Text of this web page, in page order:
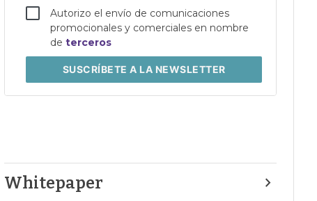
Autorizo el envío de comunicaciones
promocionales y comerciales en nombre
deterceros
SUSCRÍBETEA LA NEWSLETTER
Whitepaper